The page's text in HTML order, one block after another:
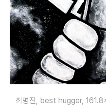
최명진, best hugger,